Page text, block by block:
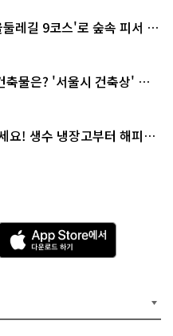
레길 9코스'로 숲속 피서 떠
축물은? '서울시 건축상' 수
요! 생수 냉장고부터 해피소
A
p
p
e